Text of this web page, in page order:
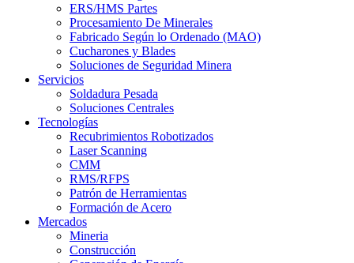
ERS/HMS Partes
Procesamiento De Minerales
Fabricado Según lo Ordenado (MAO)
Cucharones y Blades
Soluciones de Seguridad Minera
Servicios
Soldadura Pesada
Soluciones Centrales
Tecnologías
Recubrimientos Robotizados
Laser Scanning
CMM
RMS/RFPS
Patrón de Herramientas
Formación de Acero
Mercados
Mineria
Construcción